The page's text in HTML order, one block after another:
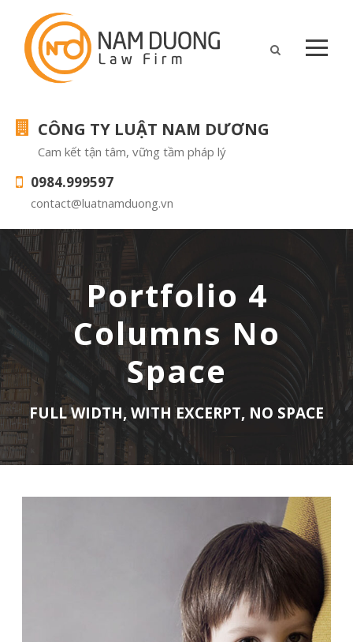
CÔNG TY LUẬT NAM DƯƠNG
Cam kết tận tâm, vững tầm pháp lý
0984.999597
contact@luatnamduong.vn
Portfolio 4
Columns No
Space
FULL WIDTH, WITH EXCERPT, NO SPACE